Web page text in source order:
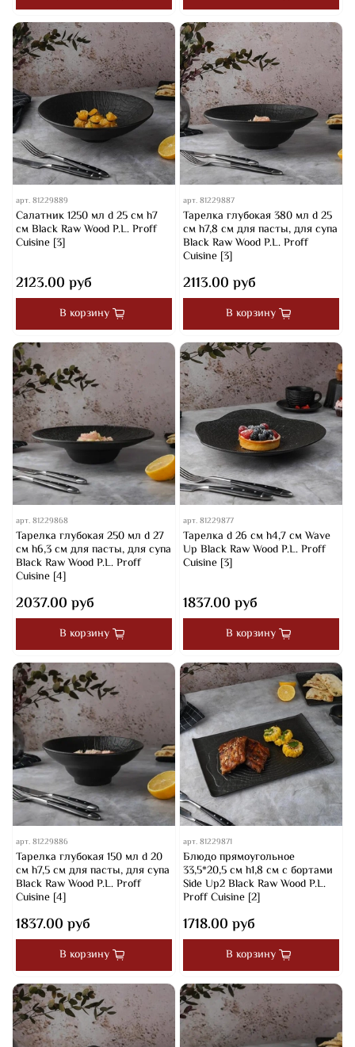
арт.81229889
Салатник 1250 мл d 25 см h7
см Black Raw Wood P.L. Proff
Cuisine [3]
2123.00 руб
В корзину
арт.81229887
Тарелка глубокая 380 мл d 25
см h7,8 см для пасты, для супа
Black Raw Wood P.L. Proff
Cuisine [3]
2113.00 руб
В корзину
арт.81229868
Тарелка глубокая 250 мл d 27
см h6,3 см для пасты, для супа
Black Raw Wood P.L. Proff
Cuisine [4]
2037.00 руб
В корзину
арт.81229877
Тарелка d 26 см h4,7 см Wave
Up Black Raw Wood P.L. Proff
Cuisine [3]
1837.00 руб
В корзину
арт.81229886
Тарелка глубокая 150 мл d 20
см h7,5 см для пасты, для супа
Black Raw Wood P.L. Proff
Cuisine [4]
1837.00 руб
В корзину
арт.81229871
Блюдо прямоугольное
33,5*20,5 см h1,8 см с бортами
Side Up2 Black Raw Wood P.L.
Proff Cuisine [2]
1718.00 руб
В корзину